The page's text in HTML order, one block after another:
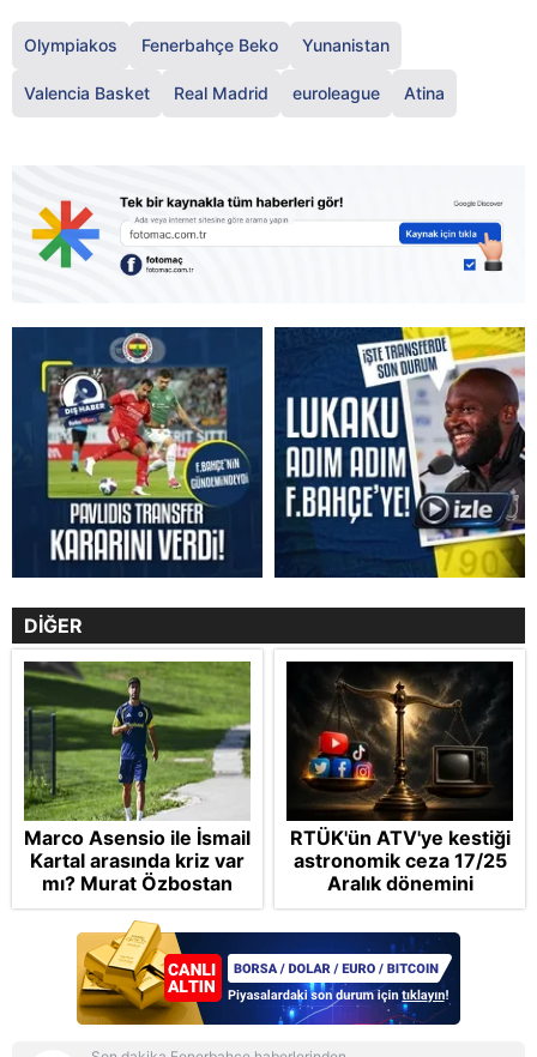
Olympiakos Fenerbahçe Beko Yunanistan
Valencia Basket Real Madrid euroleague Atina
DİĞER
Marco Asensio ile İsmail
Kartal arasında kriz var
mı? Murat Özbostan
analiz etti: Egoları da
yönetmelisiniz
RTÜK'ün ATV'ye kestiği
astronomik ceza 17/25
Aralık dönemini
anımsattı! Milli yayınlara
"yaptırım" kıskacı:
Turkuvaz Medya neden
hedefte?